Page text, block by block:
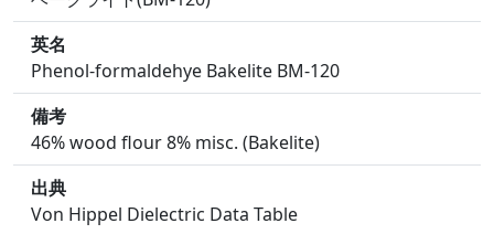
英名
Phenol-formaldehye Bakelite BM-120
備考
46% wood flour 8% misc. (Bakelite)
出典
Von Hippel Dielectric Data Table